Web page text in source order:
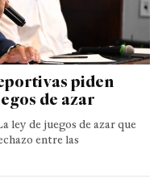
piden
de azar
ley de juegos de azar que
entre las